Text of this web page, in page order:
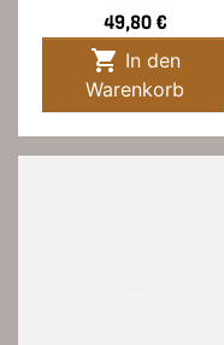
Preis
49,80 €

Warenkorb